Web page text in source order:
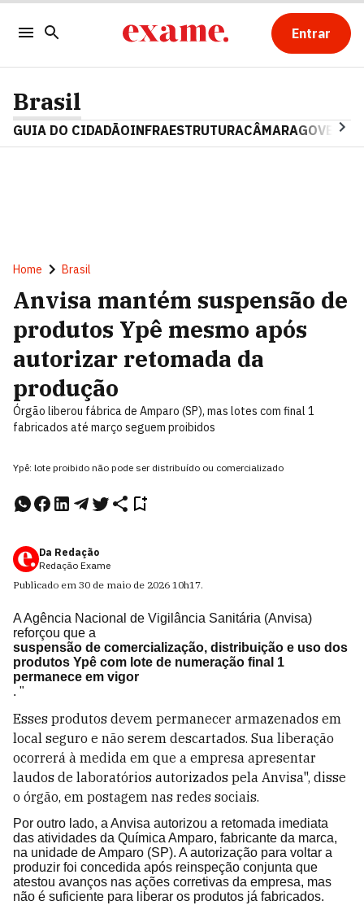
Entrar
Brasil
GUIA DO CIDADÃOINFRAESTRUTURACÂMARAGOVERNO
Home Brasil
Anvisa mantém suspensão de
produtos Ypê mesmo após
autorizar retomada da
produção
Órgão liberou fábrica de Amparo (SP), mas lotes com final 1
fabricados até março seguem proibidos
Ypê: lote proibido não pode ser distribuído ou comercializado
Da Redação
Redação Exame
Publicado em 30 de maio de 2026 10h17.
A Agência Nacional de Vigilância Sanitária (Anvisa)
reforçou que a
suspensão de comercialização, distribuição e uso dos
produtos Ypê com lote de numeração final 1
permanece em vigor
. "
Esses produtos devem permanecer armazenados em
local seguro e não serem descartados. Sua liberação
ocorrerá à medida em que a empresa apresentar
laudos de laboratórios autorizados pela Anvisa", disse
o órgão, em postagem nas redes sociais.
Por outro lado, a Anvisa autorizou a retomada imediata
das atividades da Química Amparo, fabricante da marca,
na unidade de Amparo (SP). A autorização para voltar a
produzir foi concedida após reinspeção conjunta que
atestou avanços nas ações corretivas da empresa, mas
não é suficiente para liberar os produtos já fabricados.